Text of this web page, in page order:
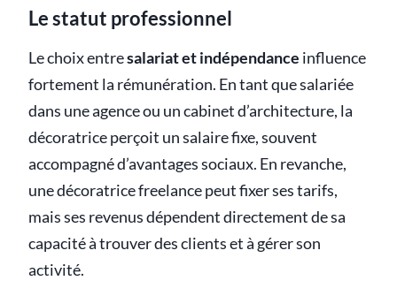
Le statut professionnel
Le choix entresalariat et indépendance influence
fortement la rémunération. En tant que salariée
dans une agence ou un cabinet d’architecture, la
décoratrice perçoit un salaire fixe, souvent
accompagné d’avantages sociaux. En revanche,
une décoratrice freelance peut fixer ses tarifs,
mais ses revenus dépendent directement de sa
capacité à trouver des clients et à gérer son
activité.